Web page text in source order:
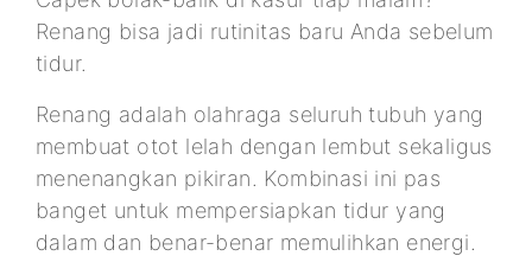
Renang bisa jadi rutinitas baru Anda sebelum
tidur.
Renang adalah olahraga seluruh tubuh yang
membuat otot lelah dengan lembut sekaligus
menenangkan pikiran. Kombinasi ini pas
banget untuk mempersiapkan tidur yang
dalam dan benar-benar memulihkan energi.